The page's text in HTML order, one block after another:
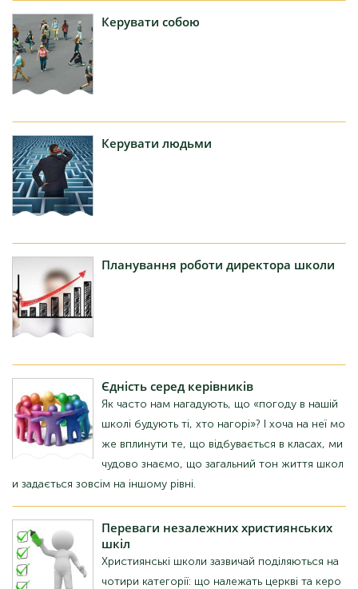
Керувати собою
Керувати людьми
Планування роботи директора школи
Єдність серед керівників
Як часто нам нагадують, що «погоду в нашій
школі будують ті, хто нагорі»? І хоча на неї мо
же вплинути те, що відбувається в класах, ми
чудово знаємо, що загальний тон життя школ
и задається зовсім на іншому рівні.
Переваги незалежних християнських
шкіл
Християнські школи зазвичай поділяються на
чотири категорії: що належать церкві та керо